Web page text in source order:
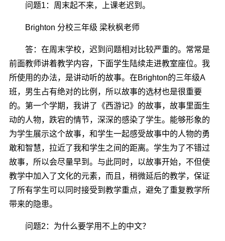
问题1：周末起不来，上课老迟到。
Brighton 分校三年级 梁秋枫老师
答：在周末学校，迟到问题相对比较严重的。常常是
前面教师讲着教学内容，下面学生陆续走进教室座位。我
所使用的办法，是讲动听的故事。在Brighton的三年级A
班，男生占有绝对的比例，所以故事的选材也是很重要
的。第一个学期，我讲了《西游记》的故事，故事里面生
动的人物，跌宕的情节，深深的感染了学生。能够形象的
为学生展示这个故事，和学生一起感受故事中的人物的勇
敢和智慧，拉近了我和学生之间的距离。学生为了不错过
故事，所以会尽量早到。与此同时，以故事开始，不但使
教学中加入了文化的元素，而且，稍微延后的教学，保证
了所有学生可以同时接受到教学重点，避免了重复教学所
带来的隐患。
问题2：为什么要学用不上的中文？